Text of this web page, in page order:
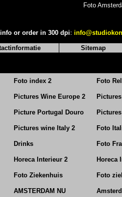
Foto
or order in 300 dpi:
Sitemap
Foto index 2 Foto
Pictures Wine Europe 2
Picture Portugal Douro
Pictures wine Italy 2 Foto
Drinks Foto
Horeca Interieur 2 Horeca
Foto Ziekenhuis Foto
AMSTERDAM NU